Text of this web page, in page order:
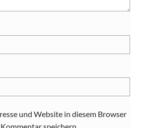
und Website in diesem Browser